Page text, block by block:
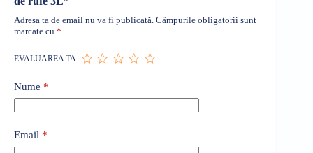
Adresa ta de email nu va fi publicată. Câmpurile obligatorii sunt
marcate cu *
EVALUAREA TA
Nume *
Email *